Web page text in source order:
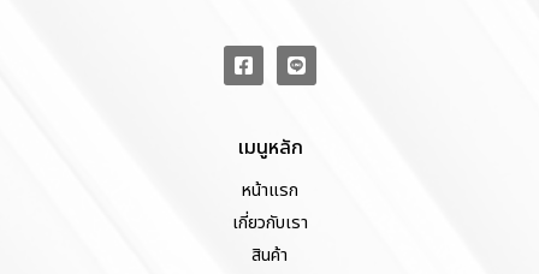
เมนูหลัก
หน้าแรก
เกี่ยวกับเรา
สินค้า